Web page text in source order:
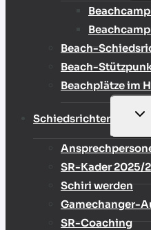
Beach-
Beach-
Beachplätze im
Schiedsrichter
SR-Kader 2025/
Schiri werden
Gamechanger-
SR-Coaching